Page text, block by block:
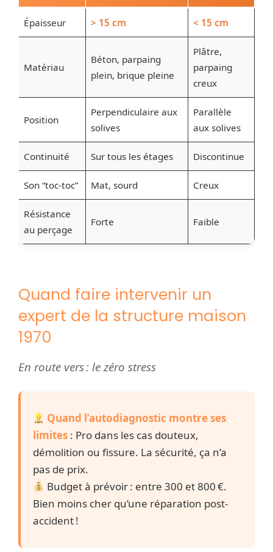
Épaisseur > 15 cm < 15 cm
Matériau
Béton, parpaing
plein, brique pleine
Plâtre,
parpaing
creux
Position
Perpendiculaire aux
solives
Parallèle
aux solives
Continuité Sur tous les étages Discontinue
Son “toc-toc” Mat, sourd Creux
Résistance
au perçage
Forte Faible
Quand faire intervenir un
expert de la structure maison
1970
En route vers : le zéro stress
Quand l’autodiagnostic montre ses
limites : Pro dans les cas douteux,
démolition ou fissure. La sécurité, ça n’a
pas de prix.
Budget à prévoir : entre 300 et 800 €.
Bien moins cher qu’une réparation post-
accident !